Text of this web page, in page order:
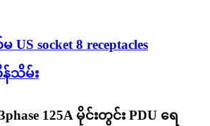
socket 8 receptacles
န်သိမ်း
125A မိုင်းတွင်း PDU ရေ